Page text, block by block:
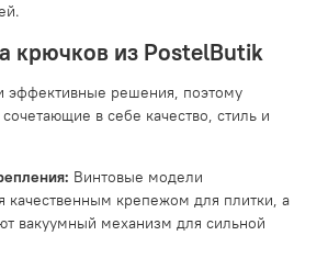
крючков из PostelButik
решения, поэтому
в себе качество, стиль и
Винтовые модели
качественным крепежом для плитки, а
вакуумный механизм для сильной